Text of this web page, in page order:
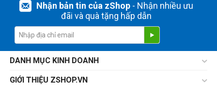
Nhận bản tin của zShop- Nhận nhiều ưu
đãi và quà tặng hấp dẫn
DANH MỤC KINH DOANH
GIỚI THIỆU ZSHOP.VN